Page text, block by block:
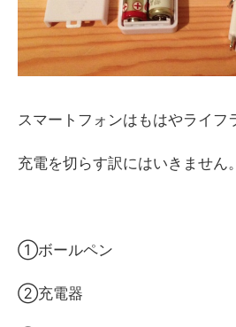
スマートフォンはもはやライフ
充電を切らす訳にはいきません。
①ボールペン
②充電器